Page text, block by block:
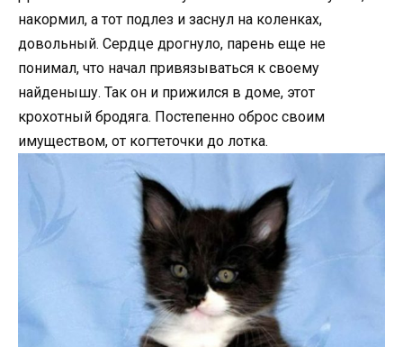
накормил, а тот подлез и заснул на коленках,
довольный. Сердце дрогнуло, парень еще не
понимал, что начал привязываться к своему
найденышу. Так он и прижился в доме, этот
крохотный бродяга. Постепенно оброс своим
имуществом, от когтеточки до лотка.